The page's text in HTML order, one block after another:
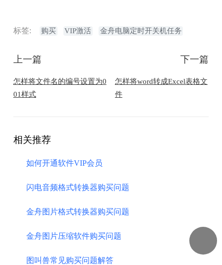
标签: 购买 VIP激活 金舟电脑定时开关机任务
上一篇
怎样将文件名的编号设置为0
01样式
下一篇
怎样将word转成Excel表格文
件
相关推荐
如何开通软件VIP会员
闪电音频格式转换器购买问题
金舟图片格式转换器购买问题
金舟图片压缩软件购买问题
图叫兽常见购买问题解答